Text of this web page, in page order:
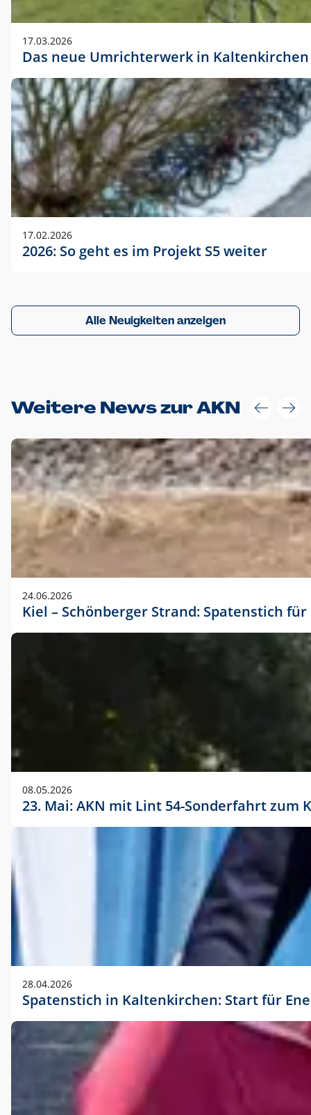
17.03.2026
Das neue Umrichterwerk in Kaltenkirchen
17.02.2026
2026: So geht es im Projekt S5 weiter
Alle Neuigkeiten anzeigen
Weitere News zur AKN
24.06.2026
Kiel – Schönberger Strand: Spatenstich
08.05.2026
23. Mai: AKN mit Lint 54-Sonderfahrt
28.04.2026
Spatenstich in Kaltenkirchen: Start für